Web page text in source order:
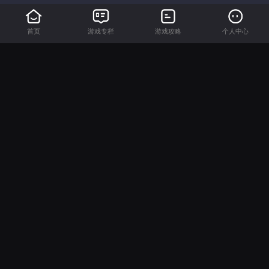
首页 游戏专栏 游戏攻略 个人中心